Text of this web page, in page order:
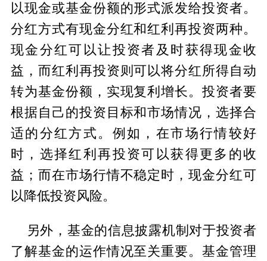
以现金或基金份额的形式派发给投资者。
分红方式有现金分红和红利再投资两种。
现金分红可以让投资者及时获得现金收
益，而红利再投资则可以将分红所得自动
转为基金份额，实现复利增长。投资者要
根据自己的投资目标和市场情况，选择合
适的分红方式。例如，在市场行情较好
时，选择红利再投资可以获得更多的收
益；而在市场行情不稳定时，现金分红可
以降低投资风险。
另外，基金的信息披露机制对于投资者
了解基金的运作情况至关重要。基金管理